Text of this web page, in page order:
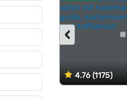
4.76 (1175)
‹